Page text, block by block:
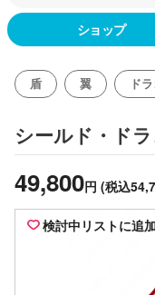
ショップ
盾 翼 ド
シールド・ド
49,800円 (税込
検討中リストに追